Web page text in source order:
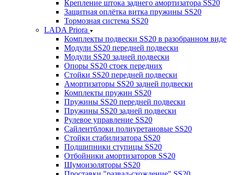
Крепление штока заднего амортизатора SS20
Защитная оплётка витка пружины SS20
Тормозная система SS20
LADA Priora
Комплекты подвески SS20 в разобранном виде
Модули SS20 передней подвески
Модули SS20 задней подвески
Опоры SS20 стоек передних
Стойки SS20 передней подвески
Амортизаторы SS20 задней подвески
Комплекты пружин SS20
Пружины SS20 передней подвески
Пружины SS20 задней подвески
Рулевое управление SS20
Сайлентблоки полиуретановые SS20
Стойки стабилизатора SS20
Подшипники ступицы SS20
Отбойники амортизаторов SS20
Шумоизоляторы SS20